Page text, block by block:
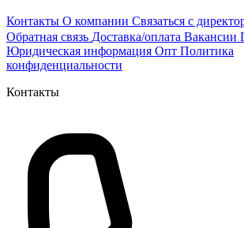
Контакты О компании Связаться с
Обратная связь Доставка/оплата Вакансии
Юридическая информация Опт Политика
конфиденциальности
Контакты